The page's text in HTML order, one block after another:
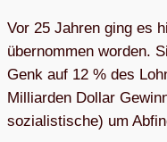
Vor 25 Jah­ren ging es
über­nom­men wor­den.
Genk auf 12 % des
Milliar­den Dol­lar
sozia­lis­ti­sche) um